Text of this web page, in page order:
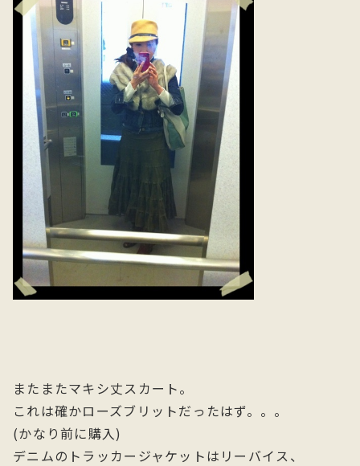
またまたマキシ丈スカート。
これは確かローズブリットだったはず。。。
(かなり前に購入)
デニムのトラッカージャケットはリーバイス、